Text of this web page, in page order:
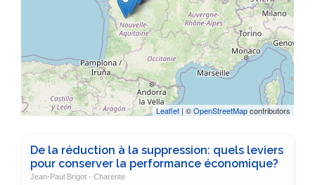
Leaflet | ©OpenStreetMapcontributors
De la réduction à la suppression: quels leviers
pour conserver la performance économique?
Jean-Paul Brigot - Charente